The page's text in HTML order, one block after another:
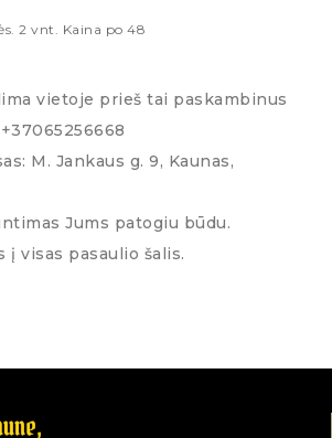
2 vnt. Kaina po 48
vietoje prieš tai paskambinus
M. Jankaus g. 9, Kaunas,
Jums patogiu būdu.
į visas pasaulio šalis.